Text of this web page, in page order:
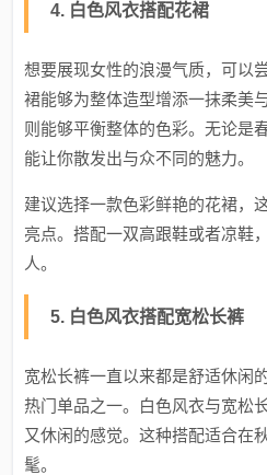
4. 白色风衣搭配花裙
想要展现女性的浪漫气质，可以
裙能够为整体造型增添一抹柔美
则能够平衡整体的色彩。无论是
能让你散发出与众不同的魅力。
建议选择一款色彩鲜艳的花裙，
亮点。搭配一双高跟鞋或者凉鞋
人。
5. 白色风衣搭配宽松长裤
宽松长裤一直以来都是舒适休闲
热门单品之一。白色风衣与宽松
又休闲的感觉。这种搭配适合在
髦。